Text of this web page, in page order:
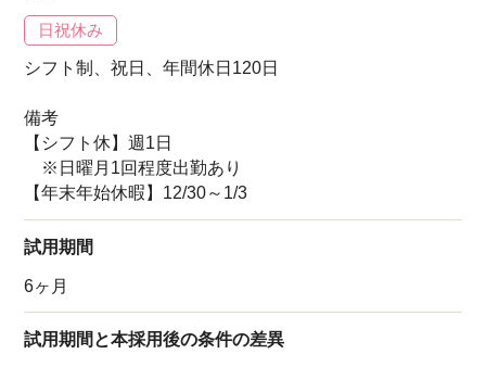
日祝休み
シフト制、祝日、年間休日120日
備考
【シフト休】週1日
※日曜月1回程度出勤あり
【年末年始休暇】12/30～1/3
試用期間
6ヶ月
試用期間と本採用後の条件の差異